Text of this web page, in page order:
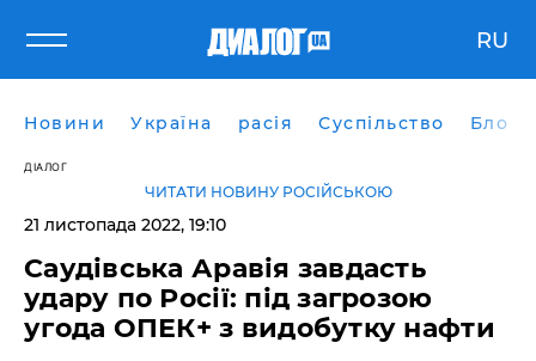
RU
Новини Україна расія Суспільство Блоги
ДІАЛОГ
ЧИТАТИ НОВИНУ РОСІЙСЬКОЮ
21 листопада 2022, 19:10
Саудівська Аравія завдасть
удару по Росії: під загрозою
угода ОПЕК+ з видобутку нафти